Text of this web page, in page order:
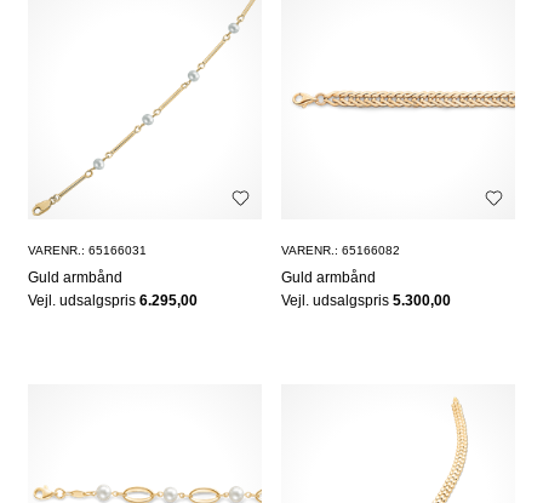
VARENR.: 65166031
Guld armbånd
Vejl. udsalgspris 6.295,00
VARENR.: 65166082
Guld armbånd
Vejl. udsalgspris5.300,00